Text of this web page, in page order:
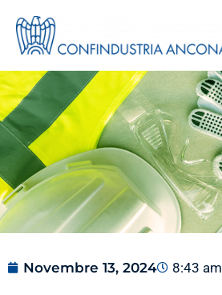
Novembre 13, 2024 8:43 am